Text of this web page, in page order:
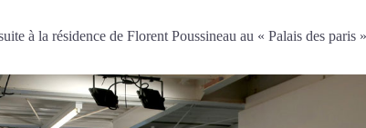
à la résidence de Florent Poussineau au « Palais des paris